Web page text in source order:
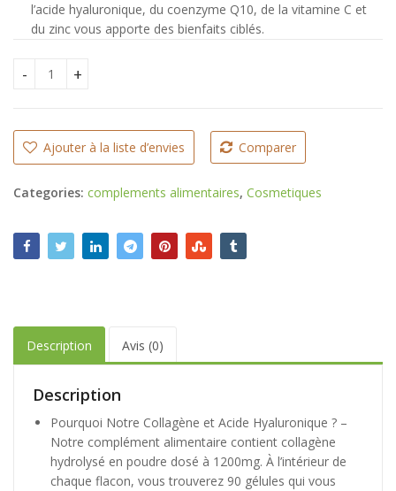
l’acide hyaluronique, du coenzyme Q10, de la vitamine C et
du zinc vous apporte des bienfaits ciblés.
Collagène Marin 90 Gélules quantity
Ajouter à la liste d’envies Comparer
Categories: complements alimentaires, Cosmetiques
Description Avis (0)
Description
Pourquoi Notre Collagène et Acide Hyaluronique ? –
Notre complément alimentaire contient collagène
hydrolysé en poudre dosé à 1200mg. À l’intérieur de
chaque flacon, vous trouverez 90 gélules qui vous